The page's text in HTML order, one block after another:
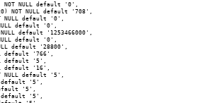
NULL default '0',
NOT NULL default '708',
NULL default '0',
default '0',
default '1253466000',
default '0',
default '28800',
default '766',
default '5',
default '16',
NULL default '5',
default '5',
'5',
default '5',